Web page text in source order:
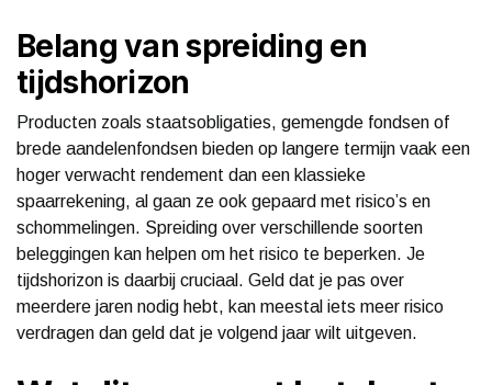
Belang van spreiding en
tijdshorizon
Producten zoals staatsobligaties, gemengde fondsen of
brede aandelenfondsen bieden op langere termijn vaak een
hoger verwacht rendement dan een klassieke
spaarrekening, al gaan ze ook gepaard met risico’s en
schommelingen. Spreiding over verschillende soorten
beleggingen kan helpen om het risico te beperken. Je
tijdshorizon is daarbij cruciaal. Geld dat je pas over
meerdere jaren nodig hebt, kan meestal iets meer risico
verdragen dan geld dat je volgend jaar wilt uitgeven.